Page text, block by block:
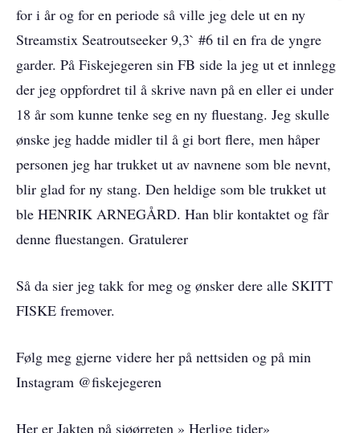
for i år og for en periode så ville jeg dele ut en ny
Streamstix Seatroutseeker 9,3` #6 til en fra de yngre
garder. På Fiskejegeren sin FB side la jeg ut et innlegg
der jeg oppfordret til å skrive navn på en eller ei under
18 år som kunne tenke seg en ny fluestang. Jeg skulle
ønske jeg hadde midler til å gi bort flere, men håper
personen jeg har trukket ut av navnene som ble nevnt,
blir glad for ny stang. Den heldige som ble trukket ut
ble HENRIK ARNEGÅRD. Han blir kontaktet og får
denne fluestangen. Gratulerer
Så da sier jeg takk for meg og ønsker dere alle SKITT
FISKE fremover.
Følg meg gjerne videre her på nettsiden og på min
Instagram @fiskejegeren
Her er Jakten på sjøørreten » Herlige tider»